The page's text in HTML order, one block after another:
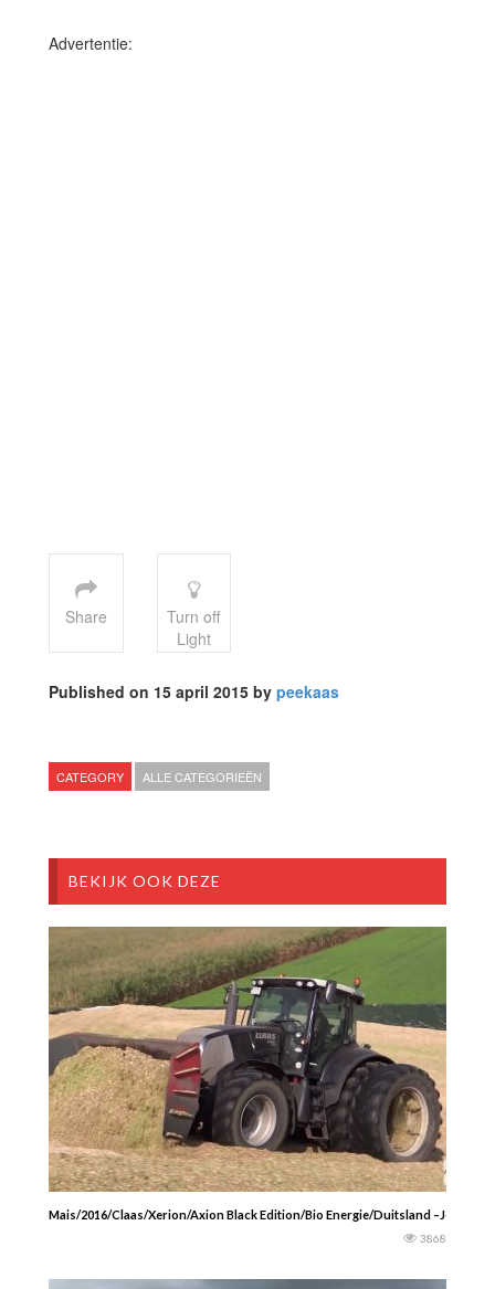
Advertentie:
Share
Turn off
Light
Published on 15 april 2015 by peekaas
CATEGORY ALLE CATEGORIEËN
BEKIJK OOK DEZE
Mais/2016/Claas/Xerion/Axion Black Edition/Bio Energie/Duitsland –Johan
3868